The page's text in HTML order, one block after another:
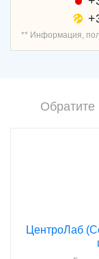
Обратите
ЦентроЛаб